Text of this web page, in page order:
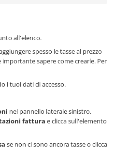
all'elenco.
spesso le tasse al prezzo
sapere come crearle. Per
i tuoi dati di accesso.
nel pannello laterale sinistro,
fattura e clicca sull'elemento
se non ci sono ancora tasse o clicca